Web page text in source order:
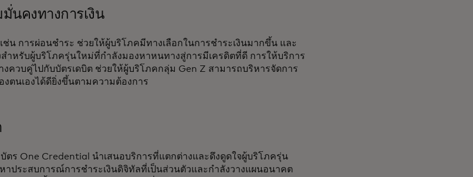
นคงทางการเงิน
ช่น การผ่อนชำระ ช่วยให้ผู้บริโภคมีทางเลือกในการชำระเงินมากขึ้น และ
สำหรับผู้บริโภครุ่นใหม่ที่กำลังมองหาหนทางสู่การมีเครดิตที่ดี การให้บริการ
งควบคู่ไปกับบัตรเดบิต ช่วยให้ผู้บริโภคกลุ่ม Gen Z สามารถบริหารจัดการ
งตนเองได้ดียิ่งขึ้นตามความต้องการ
ตร One Credential นำเสนอบริการที่แตกต่างและดึงดูดใจผู้บริโภครุ่น
าประสบการณ์การชำระเงินดิจิทัลที่เป็นส่วนตัวและกำลังวางแผนอนาคต